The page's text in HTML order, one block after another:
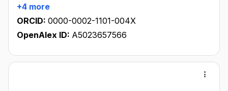
+4 more
ORCID: 0000-0002-1101-004X
OpenAlex ID: A5023657566